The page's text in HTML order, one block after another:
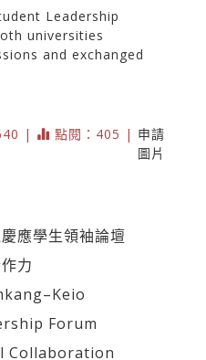
Leadership
universities
and exchanged
| 點閱：405 | 申請
圖片
應學生領袖論壇
力
Forum
Collaboration